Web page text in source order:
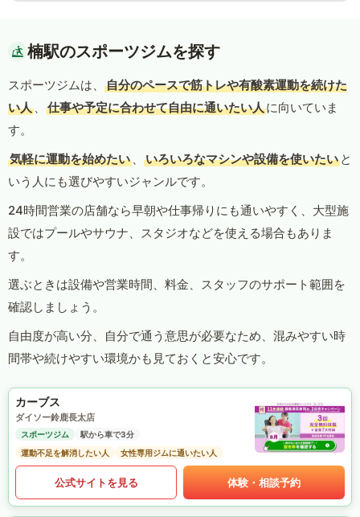
楠駅のスポーツジムを探す
スポーツジムは、
自分のペースで筋トレや有酸素運動を続けた
い人 、 仕事や予定に合わせて自由に通いたい人に向いていま
す。
気軽に運動を始めたい 、 いろいろなマシンや設備を使いたい と
いう人にも選びやすいジャンルです。
24時間営業の店舗なら早朝や仕事帰りにも通いやすく、大型施
設ではプールやサウナ、スタジオなどを使える場合もありま
す。
選ぶときは設備や営業時間、料金、スタッフのサポート範囲を
確認しましょう。
自由度が高い分、自分で通う意思が必要なため、混みやすい時
間帯や続けやすい環境かも見ておくと安心です。
カーブス
ダイソー鈴鹿長太店
スポーツジム
駅から車で3分
運動不足を解消したい人
女性専用ジムに通いたい人
公式サイトを見る 体験・相談予約